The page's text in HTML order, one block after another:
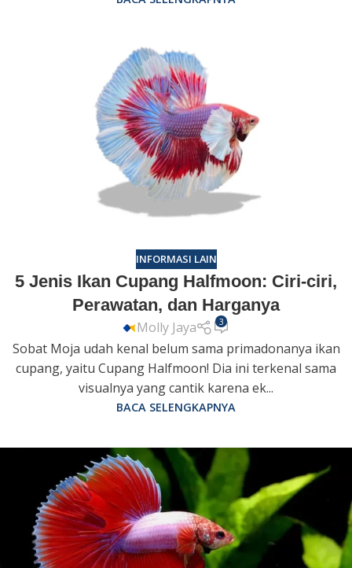
INFORMASI LAIN
5 Jenis Ikan Cupang Halfmoon: Ciri-ciri,
Perawatan, dan Harganya
Molly Jaya 3
Sobat Moja udah kenal belum sama primadonanya ikan
cupang, yaitu Cupang Halfmoon! Dia ini terkenal sama
visualnya yang cantik karena ek...
BACA SELENGKAPNYA